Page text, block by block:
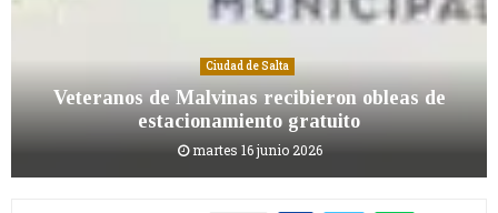
Ciudad de Salta
Veteranos de Malvinas recibieron obleas de
estacionamiento gratuito
martes 16 junio 2026